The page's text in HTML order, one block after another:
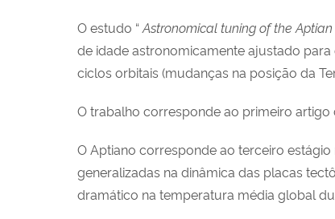
O estudo “ Astronomical tuning of the
de idade astronomicamente ajustado
ciclos orbitais (mudanças na posição da
O trabalho corresponde ao primeiro artigo
O Aptiano corresponde ao terceiro
generalizadas na dinâmica das placas
dramático na temperatura média global